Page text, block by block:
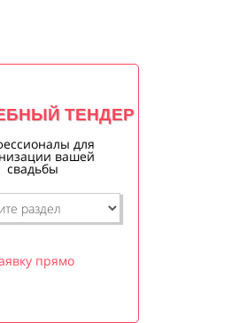
ТЕНДЕР
для
вашей
свадьбы
прямо